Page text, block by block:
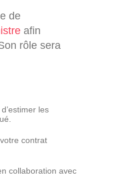
de
afin
rôle sera
les
contrat
collaboration avec